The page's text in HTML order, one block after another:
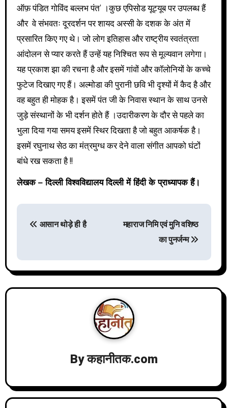
ऑफ़ पंडित गोविंद बल्लभ पंत’ ।कुछ एपिसोड यूट्यूब पर उपलब्ध हैं
और वे संभवतः दूरदर्शन पर शायद अस्सी के दशक के अंत में
प्रसारित किए गए थे। जो लोग इतिहास और राष्ट्रीय स्वतंत्रता
आंदोलन से प्यार करते हैं उन्हें यह निश्चित रूप से मूल्यवान लगेगा।
यह प्रकाश झा की रचना है और इसमें गांवों और कॉलोनियों के कच्चे
फुटेज दिखाए गए हैं। अल्मोडा की पुरानी छवि भी दृश्यों में कैद है और
वह बहुत ही मोहक है। इसमें पंत जी के निवास स्थान के साथ उनसे
जुड़े संस्थानों के भी दर्शन होते हैं ।उदारीकरण के दौर से पहले का
भुला दिया गया समय इसमें स्थिर दिखता है जो बहुत आकर्षक है।
इसमें रघुनाथ सेठ का मंत्रमुग्ध कर देने वाला संगीत आपको घंटों
बांधे रख सकता है !!
लेखक – दिल्ली विश्वविद्यालय दिल्ली में हिंदी के प्राध्यापक हैं।
s
v
आसान थोड़े ही है
महाराज निमि एवं मुनि वशिष्ठ
का पुनर्जन्म
Byकहानीतक.com